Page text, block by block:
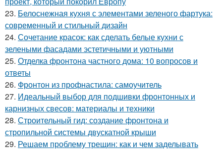
23. Белоснежная кухня с элементами зеленого фартука:
современный и стильный дизайн
24. Сочетание красок: как сделать белые кухни с
зелеными фасадами эстетичными и уютными
25. Отделка фронтона частного дома: 10 вопросов и
ответы
26. Фронтон из профнастила: самоучитель
27. Идеальный выбор для подшивки фронтонных и
карнизных свесов: материалы и техники
28. Строительный гид: создание фронтона и
стропильной системы двускатной крыши
29. Решаем проблему трещин: как и чем заделывать